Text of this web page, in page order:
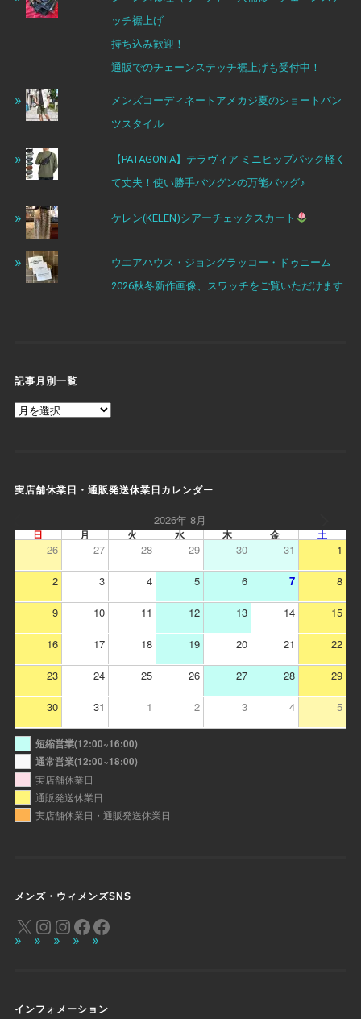
ッチ裾上げ
持ち込み歓迎！
通販でのチェーンステッチ裾上げも受付中！
メンズコーディネートアメカジ夏のショートパン
ツスタイル
【PATAGONIA】テラヴィア ミニヒップパック軽く
て丈夫！使い勝手バツグンの万能バッグ♪
ケレン(KELEN)シアーチェックスカート
ウエアハウス・ジョングラッコー・ドゥニーム
2026秋冬新作画像、スワッチをご覧いただけます
記事月別一覧
実店舗休業日・通販発送休業日カレンダー
2026年 8月
日 月 火 水 木 金 土
26 27 28 29 30 31 1
2 3 4 5 6 7 8
9 10 11 12 13 14 15
16 17 18 19 20 21 22
23 24 25 26 27 28 29
30 31 1 2 3 4 5
短縮営業(12:00~16:00)
通常営業(12:00~18:00)
実店舗休業日
通販発送休業日
実店舗休業日・通販発送休業日
メンズ・ウィメンズSNS
インフォメーション